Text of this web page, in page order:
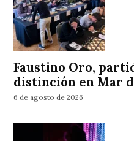
Faustino Oro,
distinción en Mar
6 de agosto de 2026